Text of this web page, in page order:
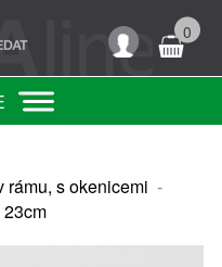
0
rámu, s okenicemi -